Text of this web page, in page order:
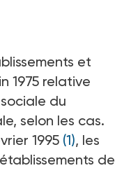
et
1975 relative
du
selon les cas.
1995 (1), les
de